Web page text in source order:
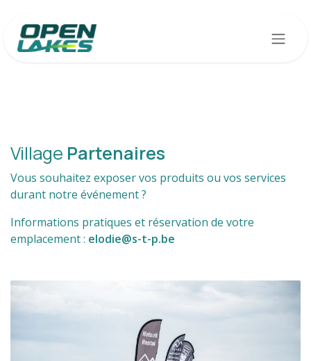
Village Partenaires
Vous souhaitez exposer vos produits ou vos services
durant notre événement ?
Informations pratiques et réservation de votre
emplacement : elodie@s-t-p.be